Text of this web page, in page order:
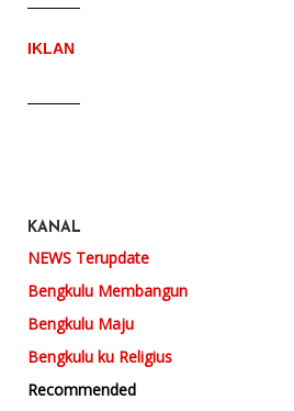
IKLAN
KANAL
NEWS Terupdate
Bengkulu Membangun
Bengkulu Maju
Bengkulu ku Religius
Recommended